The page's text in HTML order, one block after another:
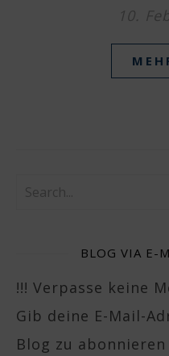
10.
BLOG VIA E-
!!! Verpasse keine
Gib deine E-Mail-
Blog zu abonnieren